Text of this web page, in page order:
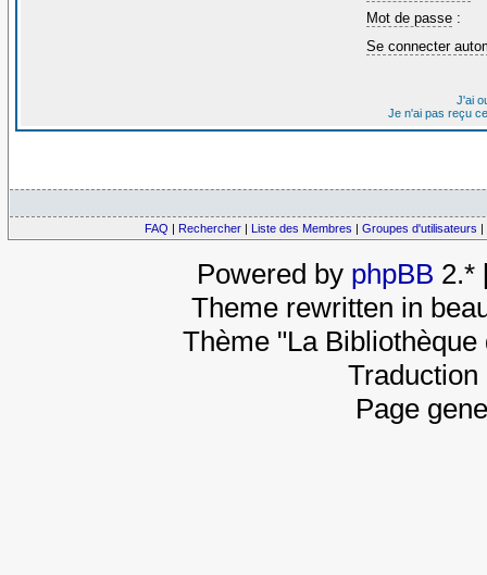
Mot de passe :
Se connecter
J'ai
Je n'ai pas reçu
FAQ | Rechercher | Liste des Membres | Groupes d'utilisateurs |
Powered by phpBB 2.*
Theme rewritten in
Thème "La
Page